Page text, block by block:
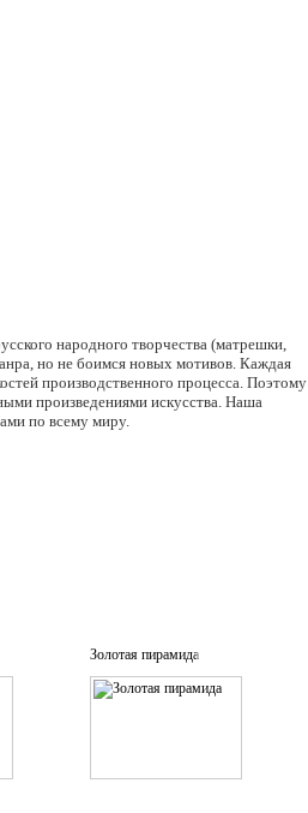
народного творчества (матрешки,
но не боимся новых мотивов. Каждая
производственного процесса. Поэтому
произведениями искусства. Наша
по всему миру.
Золотая пирамида